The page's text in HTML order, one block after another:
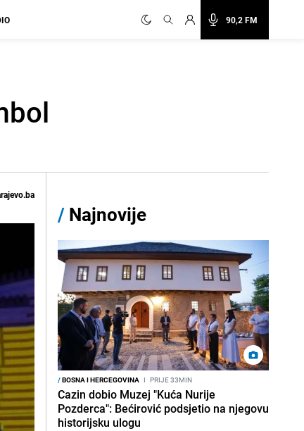
90,2 FM
/ Najnovije
/BOSNA I HERCEGOVINA I PRIJE 33MIN
Cazin dobio Muzej "Kuća Nurije
Pozderca": Bećirović podsjetio na njegovu
historijsku ulogu